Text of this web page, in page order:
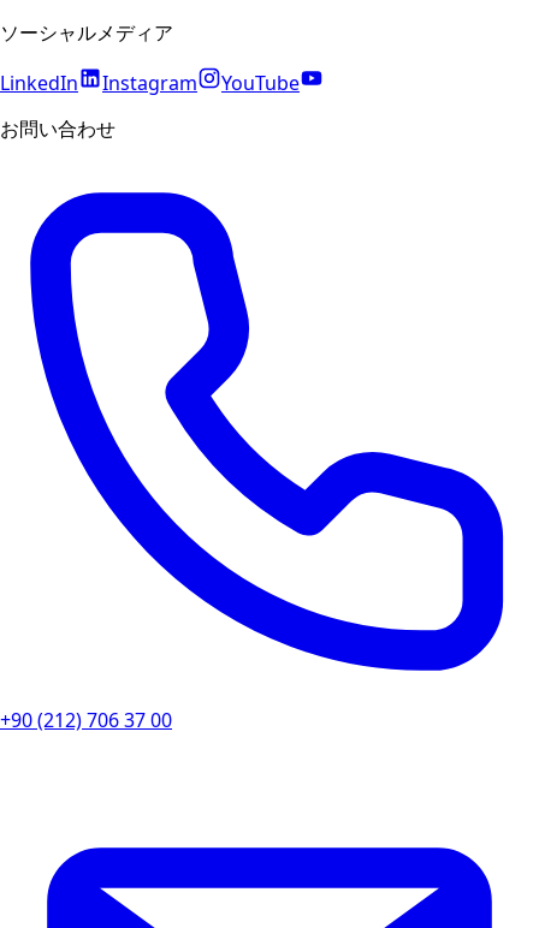
ソーシャルメディア
LinkedIn
Instagram
YouTube
お問い合わせ
+90 (212) 706 37 00